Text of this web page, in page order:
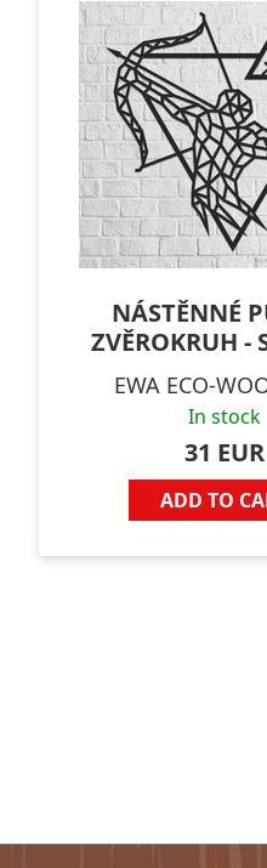
NÁSTĚNNÉ
ZVĚROKRUH -
EWA ECO-
In stock
31 EUR
ADD TO